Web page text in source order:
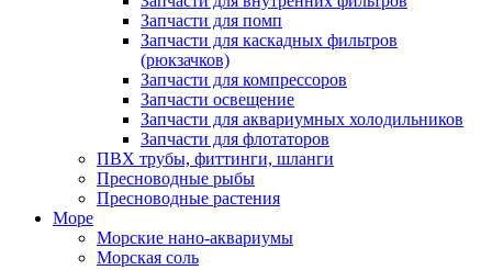
Запчасти для помп
Запчасти для каскадных фильтров
(рюкзачков)
Запчасти для компрессоров
Запчасти освещение
Запчасти для аквариумных холодильников
Запчасти для флотаторов
ПВХ трубы, фиттинги, шланги
Пресноводные рыбы
Пресноводные растения
Море
Морские нано-аквариумы
Морская соль